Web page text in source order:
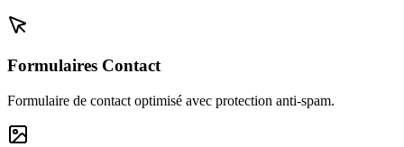
Formulaires Contact
Formulaire de contact optimisé avec protection anti-spam.